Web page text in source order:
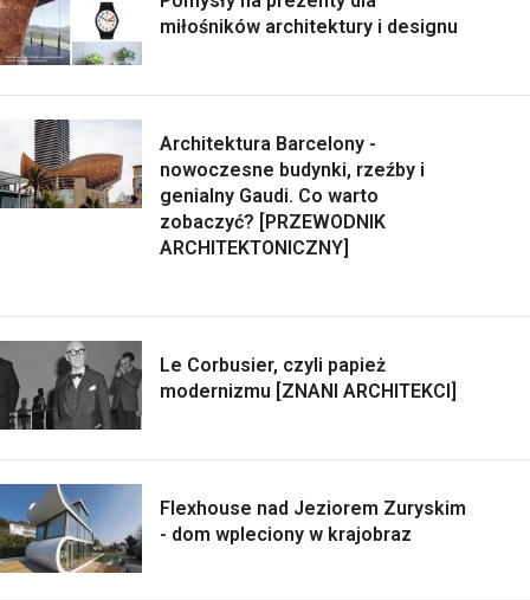
miłośników architektury i designu
Architektura Barcelony -
nowoczesne budynki, rzeźby i
genialny Gaudi. Co warto
zobaczyć? [PRZEWODNIK
ARCHITEKTONICZNY]
Le Corbusier, czyli papież
modernizmu [ZNANI ARCHITEKCI]
Flexhouse nad Jeziorem Zuryskim
- dom wpleciony w krajobraz